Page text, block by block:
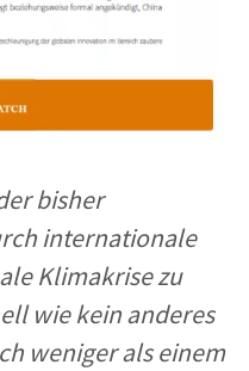
bisher
internationale
Klimakrise zu
wie kein anderes
weniger als einem